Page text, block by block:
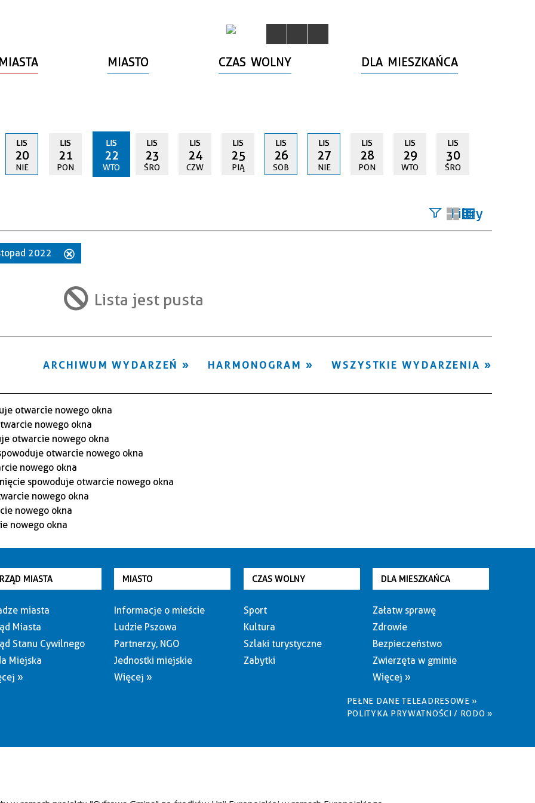
MIASTO CZAS WOLNY DLA MIESZKAŃCA
LIS
20
NIE
LIS
21
PON
LIS
22
WTO
LIS
23
ŚRO
LIS
24
CZW
LIS
25
PIĄ
LIS
26
SOB
LIS
27
NIE
LIS
28
PON
LIS
29
WTO
LIS
30
ŚRO
Filtry
Miejsce
2022
filtr
Lista jest pusta
WSZYSTKIE WYDARZENIA
HARMONOGRAM
ARCHIWUM WYDARZEŃ
MIASTA
miasta
Miasta
Stanu Cywilnego
Miejska
»
MIASTO
Informacje o mieście
Ludzie Pszowa
Partnerzy, NGO
Jednostki miejskie
Więcej »
CZAS WOLNY
Sport
Kultura
Szlaki turystyczne
Zabytki
DLA MIESZKAŃCA
Załatw sprawę
Zdrowie
Bezpieczeństwo
Zwierzęta w gminie
Więcej »
PEŁNE DANE TELEADRESOWE »
POLITYKA PRYWATNOŚCI / RODO »